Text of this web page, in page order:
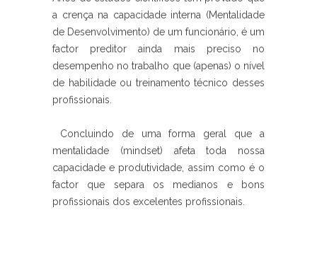
a crença na capacidade interna (Mentalidade
de Desenvolvimento) de um funcionário, é um
factor preditor ainda mais preciso no
desempenho no trabalho que (apenas) o nível
de habilidade ou treinamento técnico desses
profissionais.
Concluindo de uma forma geral que a
mentalidade (mindset) afeta toda nossa
capacidade e produtividade, assim como é o
factor que separa os medianos e bons
profissionais dos excelentes profissionais.